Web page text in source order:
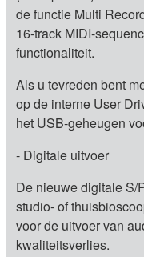
de functie Multi
16-track MIDI-
functionaliteit.
Als u tevreden bent
op de interne User
het USB-geheugen
- Digitale uitvoer
De nieuwe digitale S/
studio- of
voor de uitvoer van
kwaliteitsverlies.